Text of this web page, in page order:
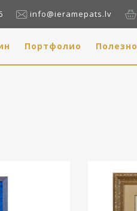
info@ieramepats.lv
Портфолио Полезно